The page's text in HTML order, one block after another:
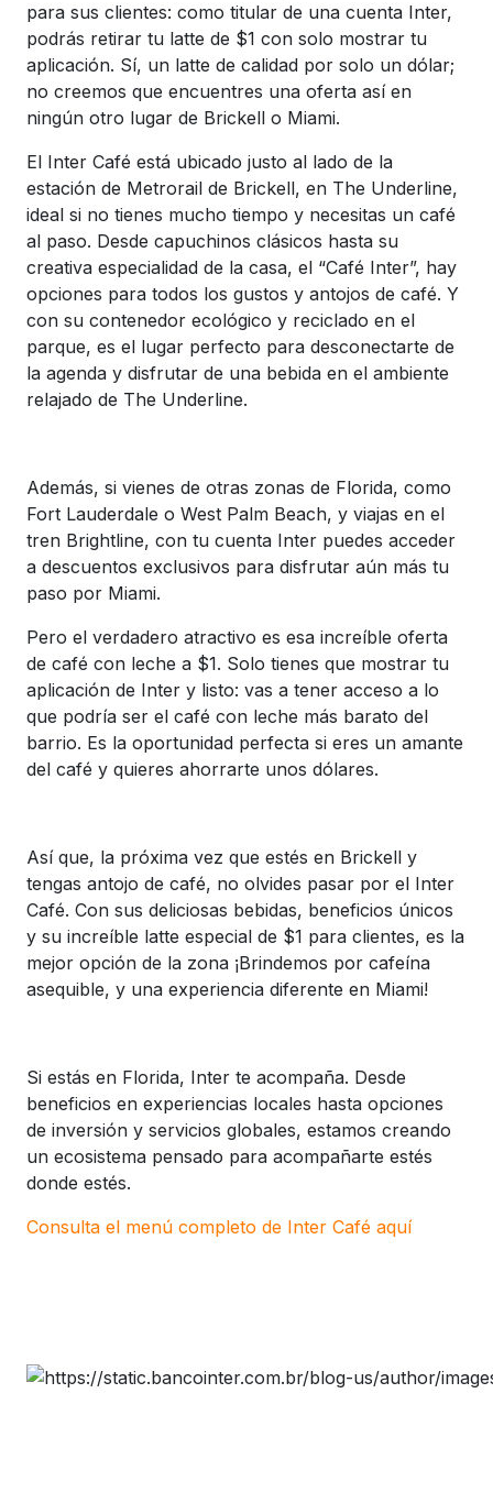
para sus clientes: como titular de una cuenta Inter,
podrás retirar tu latte de $1 con solo mostrar tu
aplicación. Sí, un latte de calidad por solo un dólar;
no creemos que encuentres una oferta así en
ningún otro lugar de Brickell o Miami.
El Inter Café está ubicado justo al lado de la
estación de Metrorail de Brickell, en The Underline,
ideal si no tienes mucho tiempo y necesitas un café
al paso. Desde capuchinos clásicos hasta su
creativa especialidad de la casa, el “Café Inter”, hay
opciones para todos los gustos y antojos de café. Y
con su contenedor ecológico y reciclado en el
parque, es el lugar perfecto para desconectarte de
la agenda y disfrutar de una bebida en el ambiente
relajado de The Underline.
Además, si vienes de otras zonas de Florida, como
Fort Lauderdale o West Palm Beach, y viajas en el
tren Brightline, con tu cuenta Inter puedes acceder
a descuentos exclusivos para disfrutar aún más tu
paso por Miami.
Pero el verdadero atractivo es esa increíble oferta
de café con leche a $1. Solo tienes que mostrar tu
aplicación de Inter y listo: vas a tener acceso a lo
que podría ser el café con leche más barato del
barrio. Es la oportunidad perfecta si eres un amante
del café y quieres ahorrarte unos dólares.
Así que, la próxima vez que estés en Brickell y
tengas antojo de café, no olvides pasar por el Inter
Café. Con sus deliciosas bebidas, beneficios únicos
y su increíble latte especial de $1 para clientes, es la
mejor opción de la zona ¡Brindemos por cafeína
asequible, y una experiencia diferente en Miami!
Si estás en Florida, Inter te acompaña. Desde
beneficios en experiencias locales hasta opciones
de inversión y servicios globales, estamos creando
un ecosistema pensado para acompañarte estés
donde estés.
Consulta el menú completo de Inter Café aquí